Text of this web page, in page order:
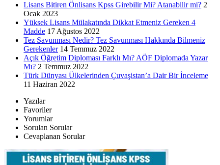
Lisans Bitiren Önlisans Kpss Girebilir Mi? Atanabilir mi? 2
Ocak 2023
Yüksek Lisans Mülakatında Dikkat Etmeniz Gereken 4
Madde 17 Ağustos 2022
Tez Savunması Nedir? Tez Savunması Hakkında Bilmeniz
Gerekenler 14 Temmuz 2022
Açık Öğretim Diploması Farklı Mı? AÖF Diplomada Yazar
Mı? 2 Temmuz 2022
Türk Dünyası Ülkelerinden Çuvaşistan’a Dair Bir İnceleme
11 Haziran 2022
Yazılar
Favoriler
Yorumlar
Sorulan Sorular
Cevaplanan Sorular